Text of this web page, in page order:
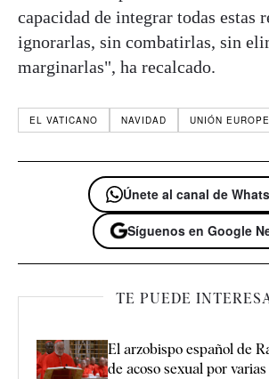
capacidad de integrar todas estas
ignorarlas, sin combatirlas, sin
marginarlas", ha recalcado.
EL VATICANO NAVIDAD UNIÓN
Únete al canal de
Síguenos en Google
TE PUEDE
El arzobispo español de
de acoso sexual por